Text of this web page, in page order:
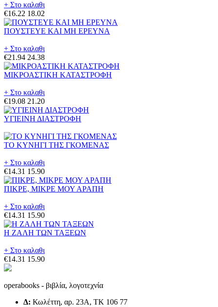
+ Στο καλαθι
€16.22 18.02
ΠΟΥΣΤΕΥΕ ΚΑΙ ΜΗ ΕΡΕΥΝΑ
+ Στο καλαθι
€21.94 24.38
ΜΙΚΡΟΑΣΤΙΚΗ ΚΑΤΑΣΤΡΟΦΗ
+ Στο καλαθι
€19.08 21.20
ΥΓΙΕΙΝΗ ΔΙΑΣΤΡΟΦΗ
ΤΟ ΚΥΝΗΓΙ ΤΗΣ ΓΚΟΜΕΝΑΣ
+ Στο καλαθι
€14.31 15.90
ΠΙΚΡΕ, ΜΙΚΡΕ ΜΟΥ ΑΡΑΠΗ
+ Στο καλαθι
€14.31 15.90
Η ΖΑΛΗ ΤΩΝ ΤΑΞΕΩΝ
+ Στο καλαθι
€14.31 15.90
operabooks - βιβλία, λογοτεχνία
Δ: Κωλέττη, αρ. 23Α, ΤΚ 106 77